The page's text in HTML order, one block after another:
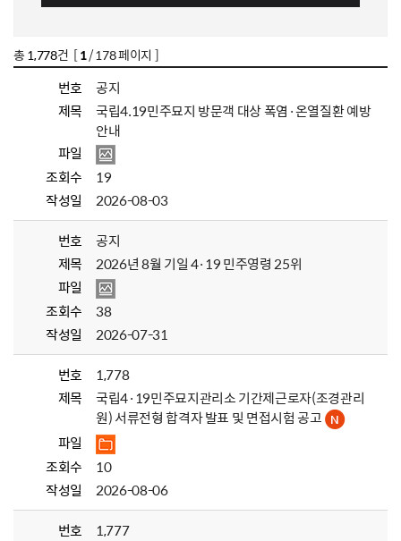
총 1,778건 [1/ 178 페이지 ]
번호
공지
제목
국립4.19민주묘지 방문객 대상 폭염·온열질환 예방
안내
파일
조회수
19
작성일
2026-08-03
번호
공지
제목
2026년 8월 기일 4·19 민주영령 25위
파일
조회수
38
작성일
2026-07-31
번호
1,778
제목
국립4·19민주묘지관리소 기간제근로자(조경관리
원) 서류전형 합격자 발표 및 면접시험 공고
파일
조회수
10
작성일
2026-08-06
번호
1,777